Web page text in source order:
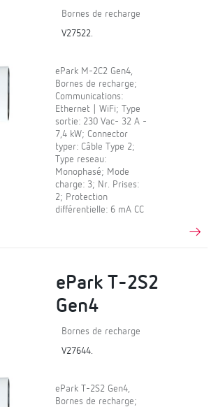
Bornes de recharge
V27522.
ePark M-2C2 Gen4,
Bornes de recharge;
Communications:
Ethernet | WiFi; Type
sortie: 230 Vac- 32 A -
7,4 kW; Connector
typer: Câble Type 2;
Type reseau:
Monophasé; Mode
charge: 3; Nr. Prises:
2; Protection
différentielle: 6 mA CC
ePark T-2S2
Gen4
Bornes de recharge
V27644.
ePark T-2S2 Gen4,
Bornes de recharge;